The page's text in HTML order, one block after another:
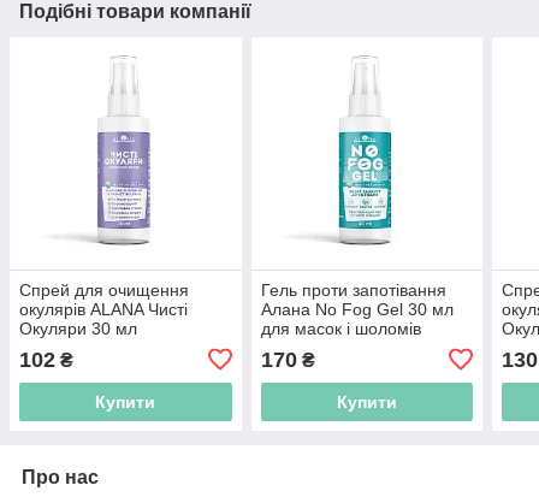
Подібні товари компанії
Спрей для очищення
окулярів ALANA Чисті
Окуляри 30 мл
102 ₴
Купити
Гель проти запотівання
Алана No Fog Gel 30 мл
для масок і шоломів
170₴
Купити
130
Про нас